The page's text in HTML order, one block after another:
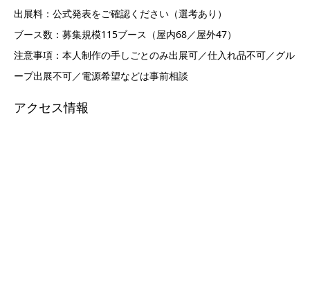
出展料：公式発表をご確認ください（選考あり）
ブース数：募集規模115ブース（屋内68／屋外47）
注意事項：本人制作の手しごとのみ出展可／仕入れ品不可／グル
ープ出展不可／電源希望などは事前相談
アクセス情報